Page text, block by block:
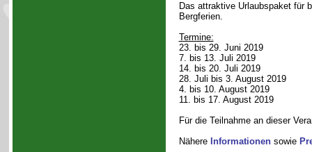
Das attraktive Urlaubspaket für
Bergferien.
Termine:
23. bis 29. Juni 2019
7. bis 13. Juli 2019
14. bis 20. Juli 2019
28. Juli bis 3. August 2019
4. bis 10. August 2019
11. bis 17. August 2019
Für die Teilnahme an dieser
Nähere Informationensowie